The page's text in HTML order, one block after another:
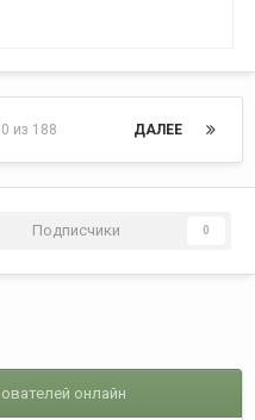
ДАЛЕЕ
из 188
Подписчики 0
онлайн